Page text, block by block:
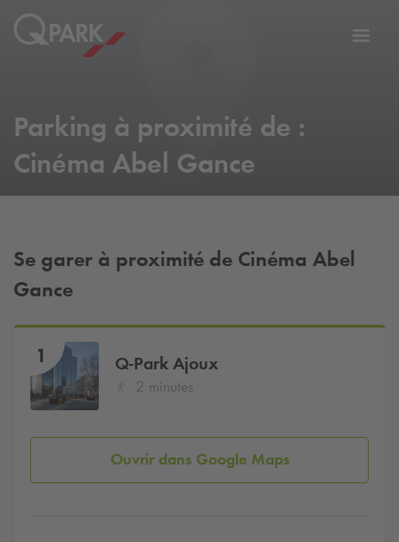
Parking à proximité de :
Cinéma Abel Gance
Se garer à proximité de Cinéma Abel
Gance
1 Q-Park Ajoux
2 minutes
Ouvrir dans Google Maps